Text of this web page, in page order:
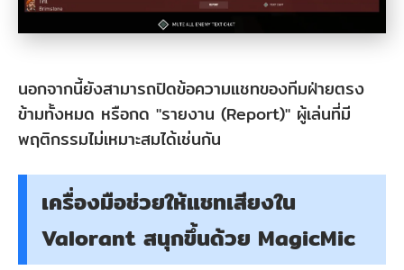
นอกจากนี้ยังสามารถปิดข้อความแชทของทีมฝ่ายตรง
ข้ามทั้งหมด หรือกด "รายงาน (Report)" ผู้เล่นที่มี
พฤติกรรมไม่เหมาะสมได้เช่นกัน
เครื่องมือช่วยให้แชทเสียงใน
Valorant สนุกขึ้นด้วย MagicMic